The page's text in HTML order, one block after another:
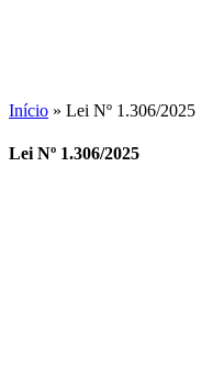
Início » Lei Nº 1.306/2025
Lei Nº 1.306/2025